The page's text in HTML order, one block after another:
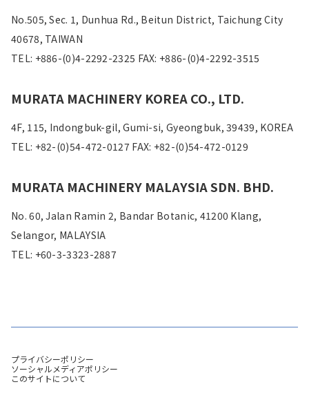
No.505, Sec. 1, Dunhua Rd., Beitun District, Taichung City
40678, TAIWAN
TEL: +886-(0)4-2292-2325 FAX: +886-(0)4-2292-3515
MURATA MACHINERY KOREA CO., LTD.
4F, 115, Indongbuk-gil, Gumi-si, Gyeongbuk, 39439, KOREA
TEL: +82-(0)54-472-0127 FAX: +82-(0)54-472-0129
MURATA MACHINERY MALAYSIA SDN. BHD.
No. 60, Jalan Ramin 2, Bandar Botanic, 41200 Klang,
Selangor, MALAYSIA
TEL: +60-3-3323-2887
プライバシーポリシー
ソーシャルメディアポリシー
このサイトについて